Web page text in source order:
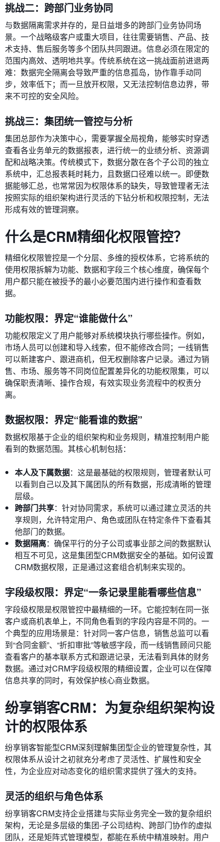
挑战二：跨部门业务协同
与数据隔离需求并存的，是日益增多的跨部门业务协同场
景。一个战略级客户或重大项目，往往需要销售、产品、技
术支持、售后服务等多个团队共同跟进。信息必须在限定的
范围内高效、透明地共享。传统系统在这一挑战面前进退两
难：数据完全隔离会导致严重的信息孤岛，协作靠手动同
步，效率低下；而一旦放开权限，又无法控制信息边界，带
来不可控的安全风险。
挑战三：集团统一管控与分析
集团总部作为决策中心，需要掌握全局视角，能够实时穿透
查看各业务单元的数据报表，进行统一的业绩分析、资源调
配和战略决策。传统模式下，数据分散在各个子公司的独立
系统中，汇总报表耗时耗力，且数据口径难以统一。即便数
据能够汇总，也常常因为权限体系的缺失，导致管理者无法
按照实际的组织架构进行灵活的下钻分析和权限控制，无法
形成有效的管理洞察。
什么是CRM精细化权限管控？
精细化权限管控是一个分层、多维的授权体系，它将系统的
使用权限拆解为功能、数据和字段三个核心维度，确保每个
用户都只能在被授予的最小必要范围内进行操作和查看数
据。
功能权限：界定“谁能做什么”
功能权限定义了用户能够对系统模块执行哪些操作。例如，
市场人员可以创建和导入线索，但不能修改合同；一线销售
可以新建客户、跟进商机，但无权删除客户记录。通过为销
售、市场、服务等不同岗位配置差异化的功能权限集，可以
确保职责清晰、操作合规，有效实现业务流程中的权责分
离。
数据权限：界定“能看谁的数据”
数据权限基于企业的组织架构和业务规则，精准控制用户能
看到的数据范围。其核心机制包括：
本人及下属数据：这是最基础的权限规则，管理者默认可
以看到自己以及其下属团队的所有数据，形成清晰的管理
层级。
跨部门共享：针对协同需求，系统可以通过建立灵活的共
享规则，允许特定用户、角色或团队在特定条件下查看其
他部门的数据。
数据隔离：确保平行的分子公司或事业部之间的数据默认
相互不可见，这是集团型CRM数据安全的基础。如何设置
CRM数据权限，正是通过这套组合机制来实现的。
字段级权限：界定“一条记录里能看哪些信息”
字段级权限是权限管控中最精细的一环。它能控制在同一张
客户或商机表单上，不同角色看到的字段内容是不同的。一
个典型的应用场景是：针对同一客户信息，销售总监可以看
到“合同金额”、“折扣审批”等敏感字段，而一线销售顾问只能
查看客户的基本联系方式和跟进记录，无法看到具体的财务
数据。通过对CRM字段级权限的精细设置，企业可以在保障
信息共享的同时，有效保护核心商业数据。
纷享销客CRM：为复杂组织架构设
计的权限体系
纷享销客智能型CRM深刻理解集团型企业的管理复杂性，其
权限体系从设计之初就充分考虑了灵活性、扩展性和安全
性，为企业应对动态变化的组织需求提供了强大的支持。
灵活的组织与角色体系
纷享销客CRM支持企业搭建与实际业务完全一致的复杂组织
架构，无论是多层级的集团-子公司结构、跨部门协作的虚拟
团队，还是矩阵式管理模型，都能在系统中精准映射。用户